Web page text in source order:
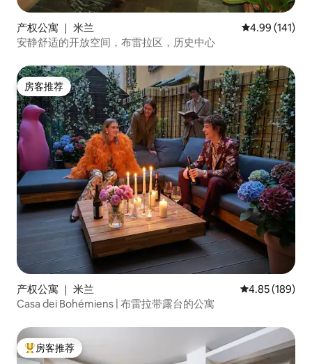
产权公寓 ｜ 米兰 平均评分 4.99
4.99 (141)
安静舒适的开放空间，布雷拉区，历史中心
房客推荐
房客推荐
产权公寓 ｜ 米兰 平均评分 4.85
4.85 (189)
Casa dei Bohémiens | 布雷拉带露台的公寓
热门「房客推荐」
房客推荐